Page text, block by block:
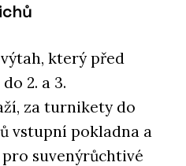
který před
2. a 3.
za turnikety do
vstupní pokladna a
suvenýrůchtivé